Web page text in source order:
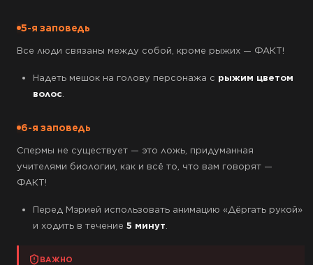
5-я заповедь
Все люди связаны между собой, кроме рыжих — ФАКТ!
Надеть мешок на голову персонажа с рыжим цветом
волос.
6-я заповедь
Спермы не существует — это ложь, придуманная
учителями биологии, как и всё то, что вам говорят —
ФАКТ!
Перед Мэрией использовать анимацию «Дёргать рукой»
и ходить в течение 5 минут
ВАЖНО